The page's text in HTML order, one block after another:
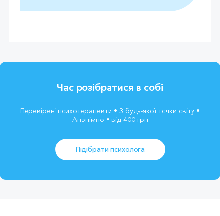
Час розібратися в собі
Перевірені психотерапевти • З будь-якої точки світу •
Анонімно • від 400 грн
Підібрати психолога